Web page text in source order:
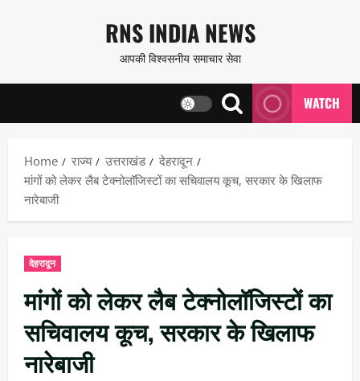
content
RNS INDIA NEWS
आपकी विश्वसनीय समाचार सेवा
WATCH
Home राज्य उत्तराखंड
देहरादून
मांगों को लेकर लैब टेक्नोलॉजिस्टों का सचिवालय कूच, सरकार के खिलाफ
नारेबाजी
देहरादून
मांगों को लेकर लैब टेक्नोलॉजिस्टों का
सचिवालय कूच, सरकार के खिलाफ
नारेबाजी